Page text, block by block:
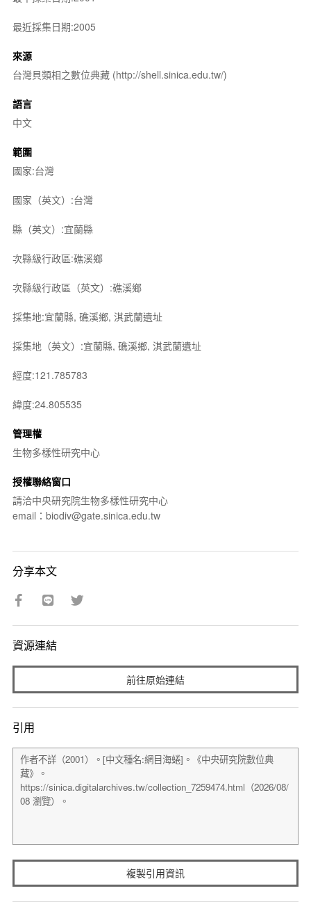
最近採集日期:2005
來源
台灣貝類相之數位典藏 (http://shell.sinica.edu.tw/)
語言
中文
範圍
國家:台灣
國家（英文）:台灣
縣（英文）:宜蘭縣
次縣級行政區:礁溪鄉
次縣級行政區（英文）:礁溪鄉
採集地:宜蘭縣, 礁溪鄉, 淇武蘭遺址
採集地（英文）:宜蘭縣, 礁溪鄉, 淇武蘭遺址
經度:121.785783
緯度:24.805535
管理權
生物多樣性研究中心
授權聯絡窗口
請洽中央研究院生物多樣性研究中心
email：biodiv@gate.sinica.edu.tw
分享本文
資源連結
前往原始連結
引用
複製引用資訊